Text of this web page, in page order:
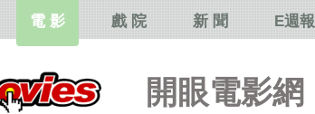
開眼電影網
電 影 戲 院 新 聞 E週報